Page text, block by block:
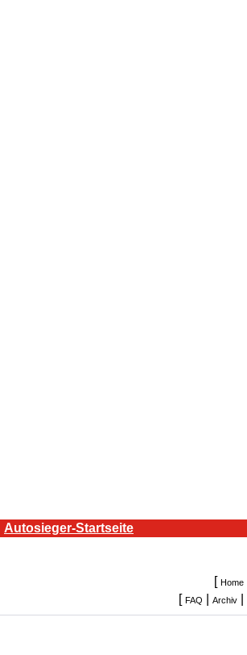
Autosieger-Startseite
[ Home|
[ FAQ Archiv